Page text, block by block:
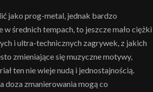
jako prog-metal, jednak bardzo
średnich tempach, to jeszcze mało ciężki
i ultra-technicznych zagrywek, z jakich
zmieniające się muzyczne motywy,
ten nie wieje nudą i jednostajnością.
doza zmanierowania mogą co